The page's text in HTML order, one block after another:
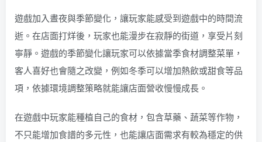
遊戲加入晝夜與季節變化，讓玩家能感受到遊戲中的時間流
逝。在店面打烊後，玩家也能漫步在寂靜的街道，享受片刻
寧靜。遊戲的季節變化讓玩家可以依據當季食材調整菜單，
客人喜好也會隨之改變，例如冬季可以增加熱飲或甜食等品
項，依據環境調整策略就能讓店面營收慢慢成長。
在遊戲中玩家能種植自己的食材，包含草藥、蔬菜等作物，
不只能增加食譜的多元性，也能讓店面需求有較為穩定的供